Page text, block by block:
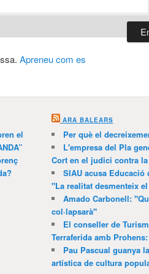
Apreneu com es
el
ARA BALEARS
Per què el
L'empresa del Pla
Cort en el judici contra
SIAU acusa
"La realitat desmenteix
Amado Carbonell:
col·lapsarà"
El conseller de
Terraferida amb
Pau Pascual guanya
artística de cultura